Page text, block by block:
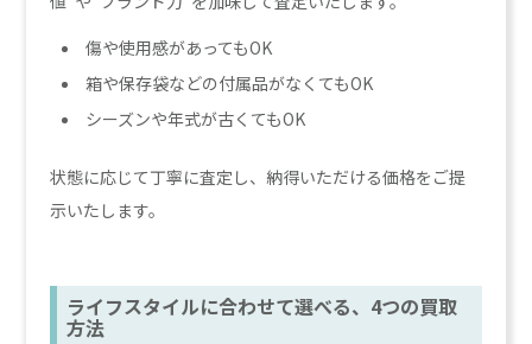
傷や使用感があってもOK
箱や保存袋などの付属品がなくてもOK
シーズンや年式が古くてもOK
状態に応じて丁寧に査定し、納得いただける価格をご提
示いたします。
ライフスタイルに合わせて選べる、4つの買取
方法